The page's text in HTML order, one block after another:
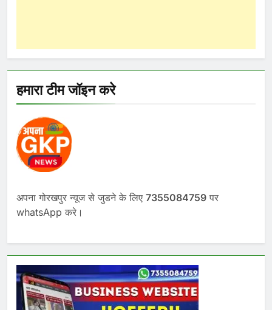
हमारा टीम जॉइन करे
अपना गोरखपुर न्यूज से जुडने के लिए 7355084759 पर
whatsApp करे।